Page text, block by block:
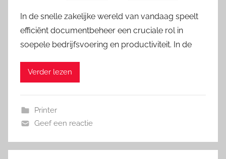
In de snelle zakelijke wereld van vandaag speelt
efficiënt documentbeheer een cruciale rol in
soepele bedrijfsvoering en productiviteit. In de
Verder lezen
Printer
Geef een reactie